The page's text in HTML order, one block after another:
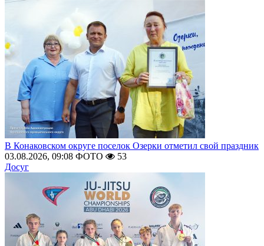
В Конаковском округе поселок Озерки отметил свой праздник
03.08.2026, 09:08 ФОТО
53
Досуг